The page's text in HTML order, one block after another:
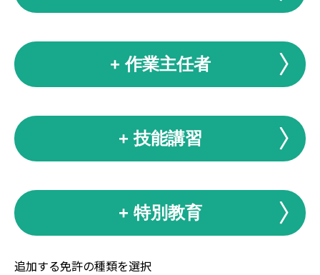
+ 作業主任者
+ 技能講習
+ 特別教育
追加する免許の種類を選択